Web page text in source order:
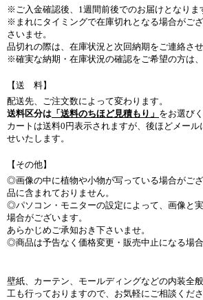
※ご入金確認後、1週間前後でのお届けとなりま
※まれにタイミングで在庫切れとなる場合がご
さいませ。
品切れの際は、在庫状況と次回納期をご連絡させ
※確実な納期・在庫状況の確認をご希望の方は、
【送 料】
配送先、ご注文数によって変わります。
送料区分は 「送料のちほど見積もり」 をお選び
カートは送料0円表示されますが、後ほどメール
せいたします。
【その他】
◎画像の中に植物や小物が写っている場合がご
品に含まれておりません。
◎パソコン・モニターの設定によって、画像と
場合がございます。
あらかじめご承知おき下さいませ。
◎商品は予告なく価格変更・販売中止になる場合
壁紙、カーテン、モールディングなどの内装全
工も行っておりますので、お気軽にご相談くださ